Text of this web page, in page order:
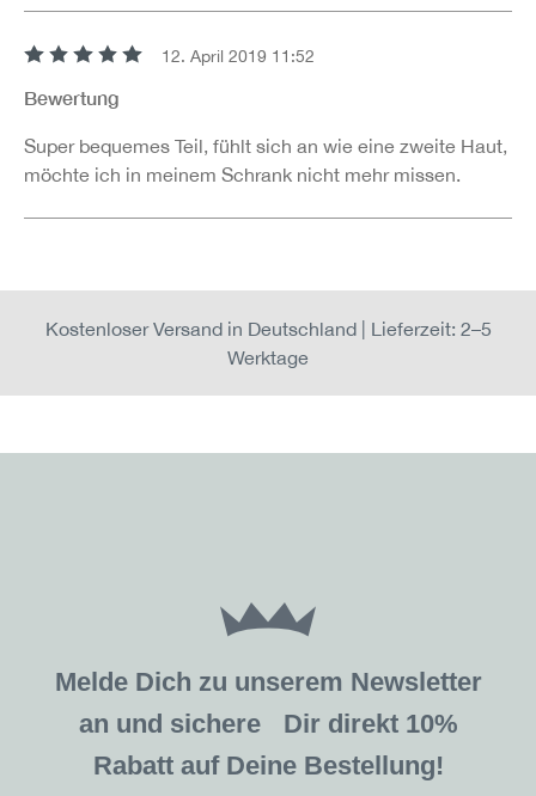
12. April 2019 11:52
Bewertung
Super bequemes Teil, fühlt sich an wie eine zweite Haut,
möchte ich in meinem Schrank nicht mehr missen.
Kostenloser Versand in Deutschland | Lieferzeit: 2–5
Werktage
Melde Dich zu unserem Newsletter
an und sichere Dir direkt 10%
Rabatt auf Deine Bestellung!